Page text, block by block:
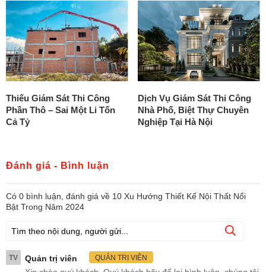
Thiếu Giám Sát Thi Công
Phần Thô – Sai Một Li Tốn
Cả Tỷ
Dịch Vụ Giám Sát Thi Công
Nhà Phố, Biệt Thự Chuyên
Nghiệp Tại Hà Nội
Đánh giá - Bình luận
Có 0 bình luận, đánh giá về 10 Xu Hướng Thiết Kế Nội Thất Nổi
Bật Trong Năm 2024
TV Quản trị viên QUẢN TRỊ VIÊN